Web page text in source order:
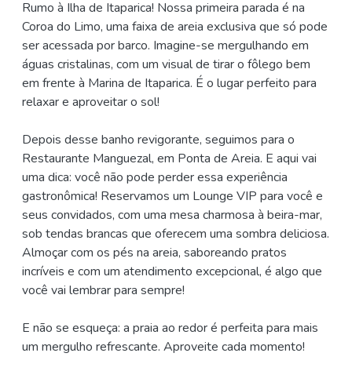
Rumo à Ilha de Itaparica! Nossa primeira parada é na
Coroa do Limo, uma faixa de areia exclusiva que só pode
ser acessada por barco. Imagine-se mergulhando em
águas cristalinas, com um visual de tirar o fôlego bem
em frente à Marina de Itaparica. É o lugar perfeito para
relaxar e aproveitar o sol!
Depois desse banho revigorante, seguimos para o
Restaurante Manguezal, em Ponta de Areia. E aqui vai
uma dica: você não pode perder essa experiência
gastronômica! Reservamos um Lounge VIP para você e
seus convidados, com uma mesa charmosa à beira-mar,
sob tendas brancas que oferecem uma sombra deliciosa.
Almoçar com os pés na areia, saboreando pratos
incríveis e com um atendimento excepcional, é algo que
você vai lembrar para sempre!
E não se esqueça: a praia ao redor é perfeita para mais
um mergulho refrescante. Aproveite cada momento!